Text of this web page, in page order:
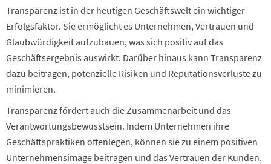
Transparenz ist in der heutigen Geschäftswelt ein wichtiger
Erfolgsfaktor. Sie ermöglicht es Unternehmen, Vertrauen und
Glaubwürdigkeit aufzubauen, was sich positiv auf das
Geschäftsergebnis auswirkt. Darüber hinaus kann Transparenz
dazu beitragen, potenzielle Risiken und Reputationsverluste zu
minimieren.
Transparenz fördert auch die Zusammenarbeit und das
Verantwortungsbewusstsein. Indem Unternehmen ihre
Geschäftspraktiken offenlegen, können sie zu einem positiven
Unternehmensimage beitragen und das Vertrauen der Kunden,